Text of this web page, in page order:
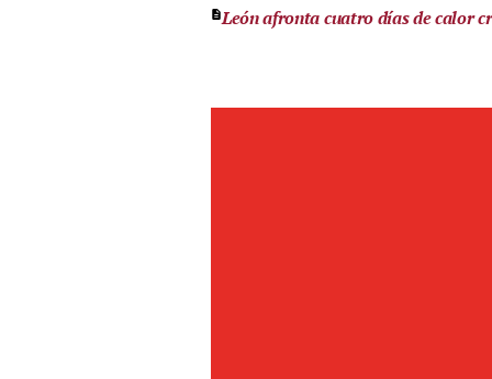
León afronta cuatro días de calor